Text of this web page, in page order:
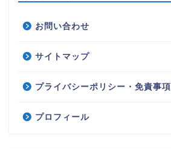
お問い合わせ
サイトマップ
プライバシーポリシー・免責事項
プロフィール